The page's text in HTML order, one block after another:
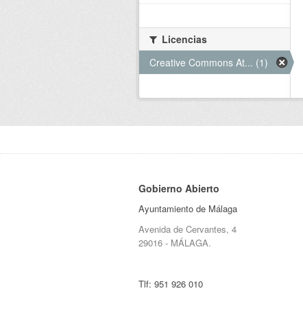
Licencias
Creative Commons At... (1)
Gobierno Abierto
Ayuntamiento de Málaga
Avenida de Cervantes, 4
29016 - MÁLAGA.
Tlf: 951 926 010